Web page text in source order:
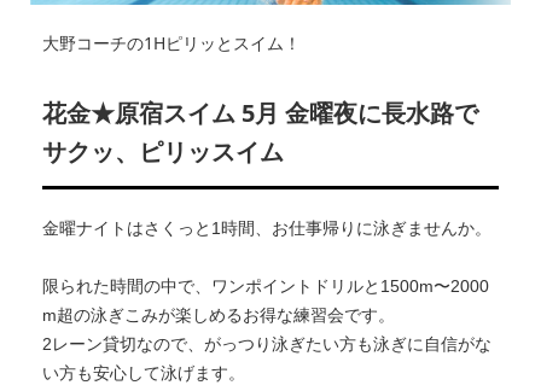
大野コーチの1Hピリッとスイム！
花金★原宿スイム 5月 金曜夜に長水路で
サクッ、ピリッスイム
金曜ナイトはさくっと1時間、お仕事帰りに泳ぎませんか。
限られた時間の中で、ワンポイントドリルと1500m〜2000
m超の泳ぎこみが楽しめるお得な練習会です。
2レーン貸切なので、 がっつり泳ぎたい方も泳ぎに自信がな
い方も安心して泳げます。